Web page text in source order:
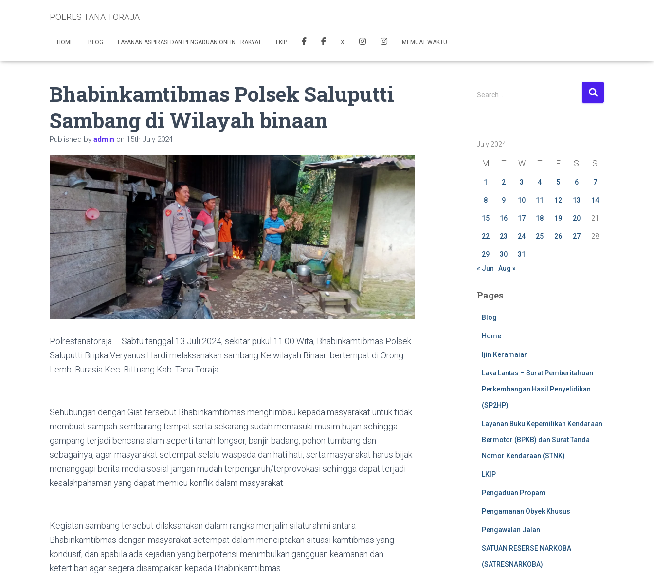
POLRES TANA TORAJA
HOME BLOG LAYANAN ASPIRASI DAN PENGADUAN ONLINE RAKYAT LKIP X MEMUAT WAKTU…
Bhabinkamtibmas Polsek Saluputti
Sambang di Wilayah binaan
Published by admin on 15th July 2024
Polrestanatoraja – Sabtu tanggal 13 Juli 2024, sekitar pukul 11.00 Wita, Bhabinkamtibmas Polsek
Saluputti Bripka Veryanus Hardi melaksanakan sambang Ke wilayah Binaan bertempat di Orong
Lemb. Burasia Kec. Bittuang Kab. Tana Toraja.
Sehubungan dengan Giat tersebut Bhabinkamtibmas menghimbau kepada masyarakat untuk tidak
membuat sampah sembarang tempat serta sekarang sudah memasuki musim hujan sehingga
gampang terjadi bencana alam seperti tanah longsor, banjir badang, pohon tumbang dan
sebagainya, agar masyarakat setempat selalu waspada dan hati hati, serta masyarakat harus bijak
menanggapi berita media sosial jangan mudah terpengaruh/terprovokasi sehingga dapat terjadi
kesalahpahaman yang dapat memicu konflik dalam masyarakat.
Kegiatan sambang tersebut dilaksanakan dalam rangka menjalin silaturahmi antara
Bhabinkamtibmas dengan masyarakat setempat dalam menciptakan situasi kamtibmas yang
kondusif, dan apabila ada kejadian yang berpotensi menimbulkan gangguan keamanan dan
ketertiban agar segera disampaikan kepada Bhabinkamtibmas.
S
e
h
Search …
July 2024
M T W T F S S
1 2 3 4 5 6 7
8 9 10 11 12 13 14
15 16 17 18 19 20 21
22 23 24 25 26 27 28
29 30
31
« Jun
Aug »
Pages
Blog
Home
Ijin Keramaian
Laka Lantas – Surat Pemberitahuan
Perkembangan Hasil Penyelidikan
(SP2HP)
Layanan Buku Kepemilikan Kendaraan
Bermotor (BPKB) dan Surat Tanda
Nomor Kendaraan (STNK)
LKIP
Pengaduan Propam
Pengamanan Obyek Khusus
Pengawalan Jalan
SATUAN RESERSE NARKOBA
(SATRESNARKOBA)